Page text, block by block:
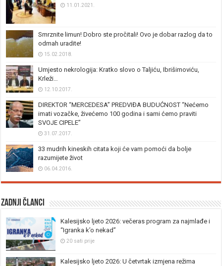
11.01.2021.
Smrznite limun! Dobro ste pročitali! Ovo je dobar razlog da to
odmah uradite!
15.02.2018.
Umjesto nekrologija: Kratko slovo o Taljiću, Ibrišimoviću,
Krleži…
12.10.2017.
DIREKTOR “MERCEDESA” PREDVIĐA BUDUĆNOST “Nećemo
imati vozačke, živećemo 100 godina i sami ćemo praviti
SVOJE CIPELE”
31.07.2017.
33 mudrih kineskih citata koji će vam pomoći da bolje
razumijete život
06.04.2016.
Zadnji članci
Kalesijsko ljeto 2026: večeras program za najmlađe i
“Igranka k’o nekad”
20 sati prije
Kalesijsko ljeto 2026: U četvrtak izmjena režima